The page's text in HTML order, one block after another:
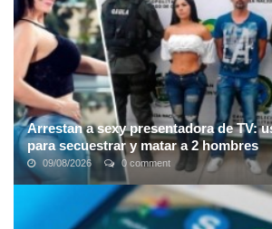
Arrestan a sexy presentadora de TV:
para secuestrar y matar a 2 hombres
09/08/2026 0 comment
En ocasiones el diablo se disfraza de ángel,
historia lo confirma… La presentadora de
considerada una de ...